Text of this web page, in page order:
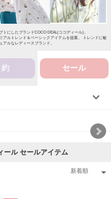
にしたブランドCOCO DEAL(ココディール)。
ルトレンド＆ベーシックアイテムを提案。 トレンドに敏
ルなレディースブランド。
セール
ール セールアイテム